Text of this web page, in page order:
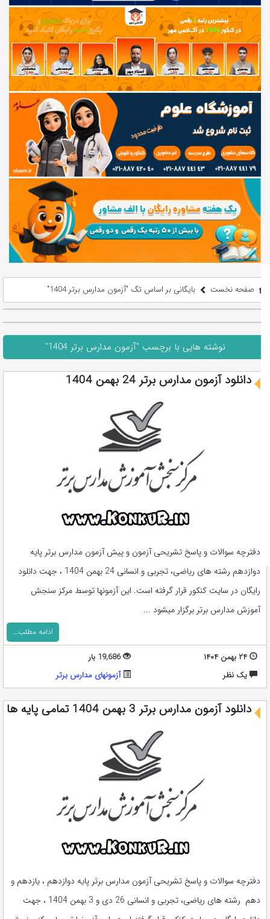
صفحه نخست بایگانی بر اساس تگ "آزمون مدارس برتر 1404"
نوشته هایی با برچسب "آزمون مدارس برتر 1404"
دانلود آزمون مدارس برتر 24 بهمن 1404
دفترچه سوالات و پاسخ تشریحی آزمون و پیش آزمون مدارس برتر پایه
دوازدهم رشته های ریاضی، تجربی و انسانی 24 بهمن 1404 ، جهت دانلود
رایگان در سایت کنکور قرار گرفته است. این آزمونها توسط مرکز سنجش
آموزش مدارس برتر برگزار میشود ...
ادامه مطلب...
۲۴ بهمن ۱۴۰۴
19,686 بار
يک نظر
آزمونهای مدارس برتر
دانلود آزمون مدارس برتر 3 بهمن 1404 تمامی پایه ها
دفترچه سوالات و پاسخ تشریحی آزمون مدارس برتر پایه دوازدهم ، یازدهم و
دهم رشته های ریاضی، تجربی و انسانی 26 دی و 3 بهمن 1404 ، جهت